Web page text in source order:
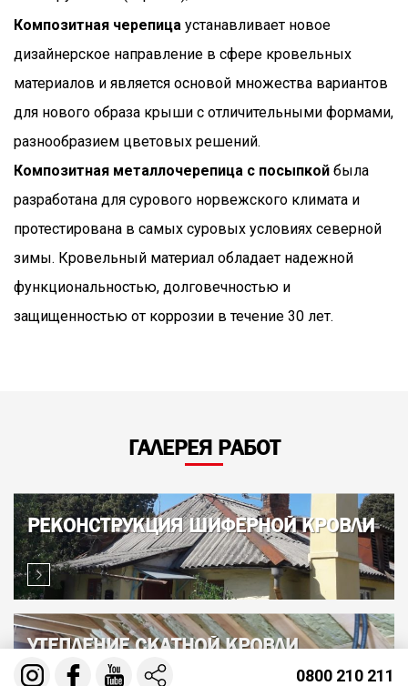
Композитная черепица устанавливает новое
дизайнерское направление в сфере кровельных
материалов и является основой множества вариантов
для нового образа крыши с отличительными формами,
разнообразием цветовых решений.
Композитная металлочерепица с посыпкой была
разработана для сурового норвежского климата и
протестирована в самых суровых условиях северной
зимы. Кровельный материал обладает надежной
функциональностью, долговечностью и
защищенностью от коррозии в течение 30 лет.
ГАЛЕРЕЯ РАБОТ
РЕКОНСТРУКЦИЯ ШИФЕРНОЙ КРОВЛИ
УТЕПЛЕНИЕ СКАТНОЙ КРОВЛИ
МАНСАРДНОГО ЭТАЖА 0800 210 211